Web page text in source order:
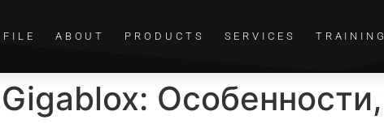
ABOUT PRODUCTS SERVICES TRAINING
Особенности,